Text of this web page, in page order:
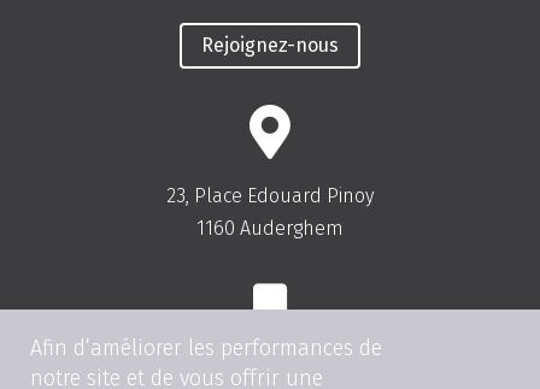
Rejoignez-nous
23, Place Edouard Pinoy
1160 Auderghem
Tel:+32(0)2.675.81.00
Afin d’améliorer les performances de
notre site et de vous offrir une